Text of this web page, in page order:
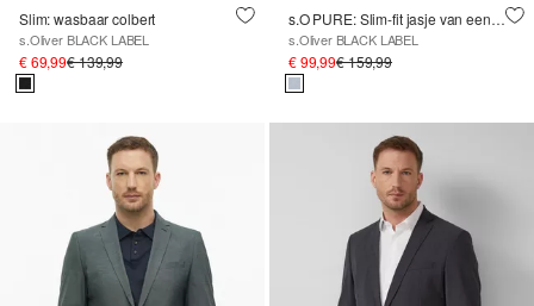
Slim: wasbaar colbert
s.Oliver BLACK LABEL
€ 69,99€ 139,99
s.O PURE: Slim-fit jasje van een elastische linnenmix
s.Oliver BLACK LABEL
€ 99,99€ 159,99